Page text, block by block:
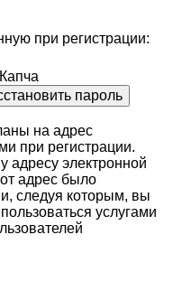
при регистрации:
на адрес
при регистрации.
адресу электронной
адрес было
следуя которым, вы
услугами